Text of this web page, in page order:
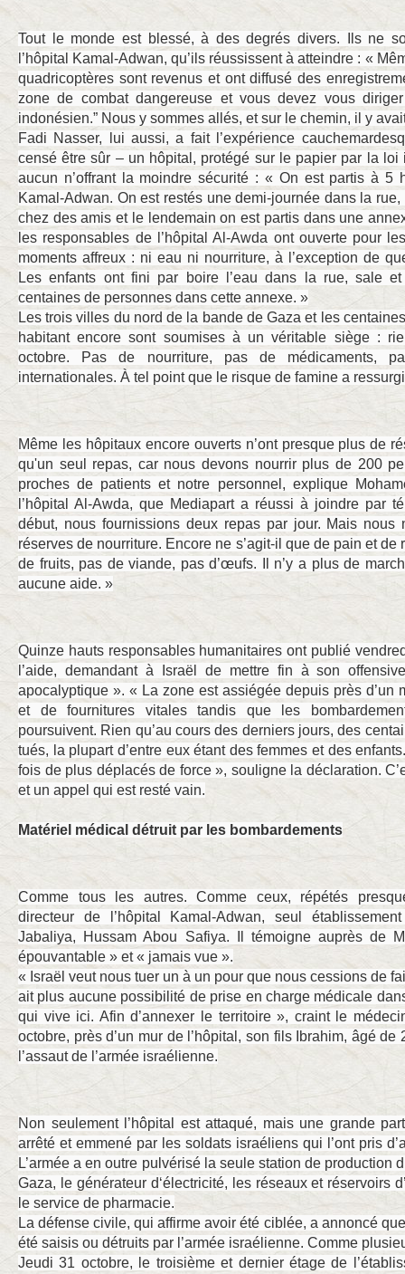
Tout le monde est blessé, à des degrés divers. Ils ne
l’hôpital Kamal-Adwan, qu’ils réussissent à atteindre : «
quadricoptères sont revenus et ont diffusé des
zone de combat dangereuse et vous devez vous
indonésien.” Nous y sommes allés, et sur le chemin, il y
Fadi Nasser, lui aussi, a fait l’expérience
censé être sûr – un hôpital, protégé sur le papier par la loi
aucun n’offrant la moindre sécurité : « On est partis à 5
Kamal-Adwan. On est restés une demi-journée dans la
chez des amis et le lendemain on est partis dans une
les responsables de l’hôpital Al-Awda ont ouverte pour
moments affreux : ni eau ni nourriture, à l’exception de
Les enfants ont fini par boire l’eau dans la rue, sale
centaines de personnes dans cette annexe. »
Les trois villes du nord de la bande de Gaza et les
habitant encore sont soumises à un véritable siège :
octobre. Pas de nourriture, pas de médicaments,
internationales. À tel point que le risque de famine a
Même les hôpitaux encore ouverts n’ont presque plus de
qu'un seul repas, car nous devons nourrir plus de 200
proches de patients et notre personnel, explique
l’hôpital Al-Awda, que Mediapart a réussi à joindre par
début, nous fournissions deux repas par jour. Mais nous
réserves de nourriture. Encore ne s’agit-il que de pain et de
de fruits, pas de viande, pas d’œufs. Il n’y a plus de
aucune aide. »
Quinze hauts responsables humanitaires ont publié
l’aide, demandant à Israël de mettre fin à son
apocalyptique ». « La zone est assiégée depuis près d’un
et de fournitures vitales tandis que les
poursuivent. Rien qu’au cours des derniers jours, des
tués, la plupart d’entre eux étant des femmes et des
fois de plus déplacés de force », souligne la déclaration.
et un appel qui est resté vain.
Matériel médical détruit par les bombardements
Comme tous les autres. Comme ceux, répétés
directeur de l’hôpital Kamal-Adwan, seul
Jabaliya, Hussam Abou Safiya. Il témoigne auprès de
épouvantable » et « jamais vue ».
« Israël veut nous tuer un à un pour que nous cessions de
ait plus aucune possibilité de prise en charge médicale
qui vive ici. Afin d’annexer le territoire », craint le
octobre, près d’un mur de l’hôpital, son fils Ibrahim, âgé
l’assaut de l’armée israélienne.
Non seulement l’hôpital est attaqué, mais une grande
arrêté et emmené par les soldats israéliens qui l’ont pris
L’armée a en outre pulvérisé la seule station de production
Gaza, le générateur d‘électricité, les réseaux et réservoirs
le service de pharmacie.
La défense civile, qui affirme avoir été ciblée, a annoncé
été saisis ou détruits par l’armée israélienne. Comme
Jeudi 31 octobre, le troisième et dernier étage de